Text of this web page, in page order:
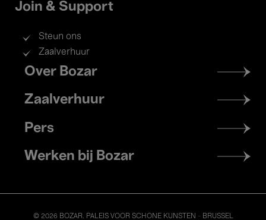
Join & Support
Steun ons
Zaalverhuur
Footer
menu
Over Bozar
Zaalverhuur
Pers
Werken bij Bozar
© 2026 BOZAR. PALEIS VOOR SCHONE KUNSTEN - BRUSSEL